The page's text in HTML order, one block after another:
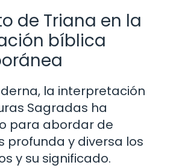
de Triana en la
bíblica
la interpretación
Sagradas ha
para abordar de
profunda y diversa los
y su significado.